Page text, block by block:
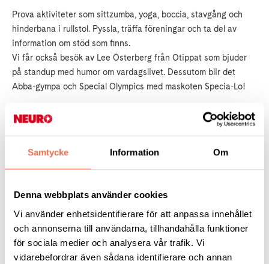
Samtycke Information Om
Denna webbplats använder cookies
Vi använder enhetsidentifierare för att anpassa innehållet
och annonserna till användarna, tillhandahålla funktioner
för sociala medier och analysera vår trafik. Vi
vidarebefordrar även sådana identifierare och annan
Prova aktiviteter som sittzumba, yoga, boccia, stavgång och
hinderbana i rullstol. Pyssla, träffa föreningar och ta del av
information om stöd som finns.
Vi får också besök av Lee Österberg från Otippat som bjuder
på standup med humor om vardagslivet. Dessutom blir det
Abba-gympa och Special Olympics med maskoten Specia-Lo!
Datum: 22 april
Plats: Folkets Park, Brändan och utomhus
(beroende på väder)
Gratis och ingen anmälan krävs – kom när du vill och
stanna så länge du vill!
Fullständigt program och mer info finns här
https://malmo.se/.../Funktionsnedsat.../Vi-mots-i-